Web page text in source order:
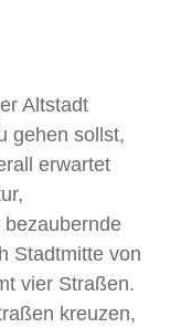
Altstadt
gehen sollst,
erwartet
Stadtmitte von
vier Straßen.
kreuzen,